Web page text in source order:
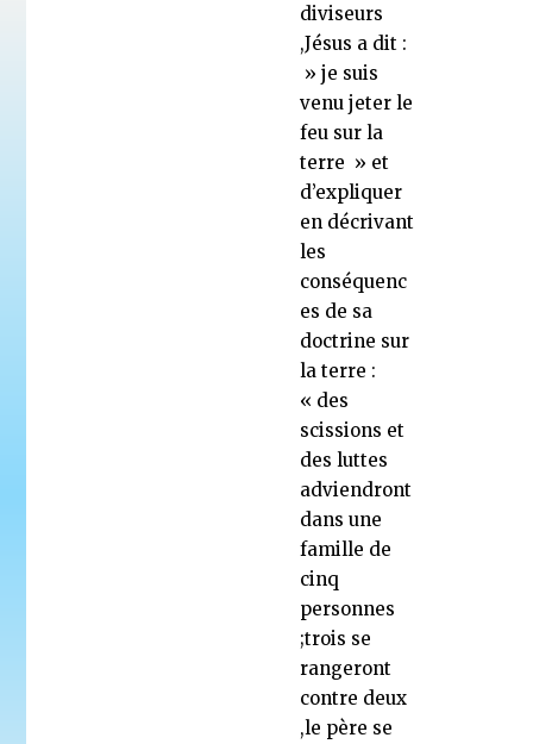
diviseurs
,Jésus a dit :
» je suis
venu jeter le
feu sur la
terre » et
d’expliquer
en décrivant
les
conséquenc
es de sa
doctrine sur
la terre :
« des
scissions et
des luttes
adviendront
dans une
famille de
cinq
personnes
;trois se
rangeront
contre deux
,le père se